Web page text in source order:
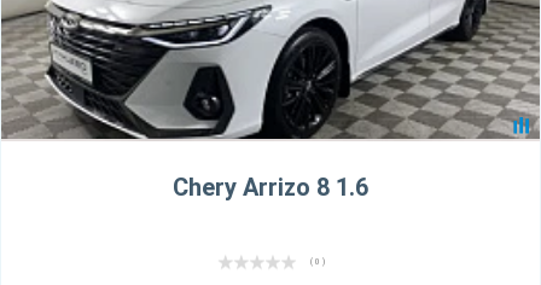
Chery Arrizo 8 1.6
( 0 )